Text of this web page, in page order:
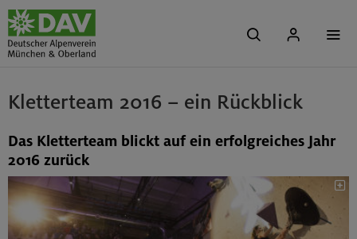
Kletterteam 2016 – ein Rückblick
Das Kletterteam blickt auf ein erfolgreiches Jahr
2016 zurück